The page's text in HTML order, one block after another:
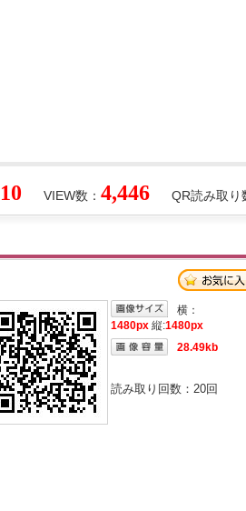
QR読み取り
VIEW数： 4,446
横：
1480px 縦:1480px
28.49kb
読み取り回数： 20回